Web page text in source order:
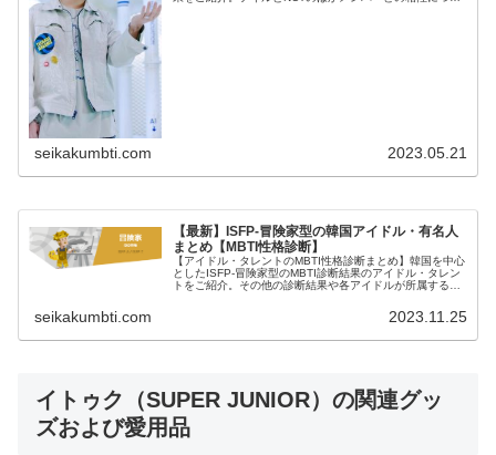
seikakumbti.com 2023.05.21
【最新】ISFP-冒険家型の韓国アイドル・有名人
まとめ【MBTI性格診断】
【アイドル・タレントのMBTI性格診断まとめ】韓国を中心
としたISFP-冒険家型のMBTI診断結果のアイドル・タレン
トをご紹介。その他の診断結果や各アイドルが所属するグ
seikakumbti.com 2023.11.25
イトゥク（SUPER JUNIOR）の関連グッ
ズおよび愛用品